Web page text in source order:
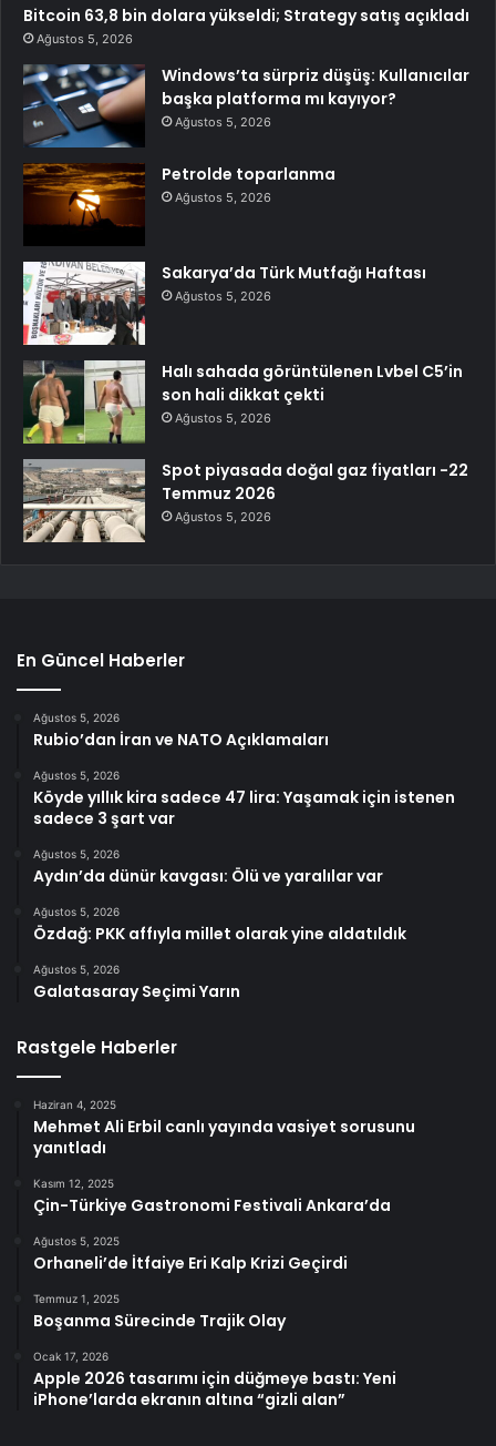
Bitcoin 63,8 bin dolara yükseldi; Strategy satış açıkladı
Ağustos 5, 2026
Windows’ta sürpriz düşüş: Kullanıcılar
başka platforma mı kayıyor?
Ağustos 5, 2026
Petrolde toparlanma
Ağustos 5, 2026
Sakarya’da Türk Mutfağı Haftası
Ağustos 5, 2026
Halı sahada görüntülenen Lvbel C5’in
son hali dikkat çekti
Ağustos 5, 2026
Spot piyasada doğal gaz fiyatları -22
Temmuz 2026
Ağustos 5, 2026
En Güncel Haberler
Ağustos 5, 2026
Rubio’dan İran ve NATO Açıklamaları
Ağustos 5, 2026
Köyde yıllık kira sadece 47 lira: Yaşamak için istenen
sadece 3 şart var
Ağustos 5, 2026
Aydın’da dünür kavgası: Ölü ve yaralılar var
Ağustos 5, 2026
Özdağ: PKK affıyla millet olarak yine aldatıldık
Ağustos 5, 2026
Galatasaray Seçimi Yarın
Rastgele Haberler
Haziran 4, 2025
Mehmet Ali Erbil canlı yayında vasiyet sorusunu
yanıtladı
Kasım 12, 2025
Çin-Türkiye Gastronomi Festivali Ankara’da
Ağustos 5, 2025
Orhaneli’de İtfaiye Eri Kalp Krizi Geçirdi
Temmuz 1, 2025
Boşanma Sürecinde Trajik Olay
Ocak 17, 2026
Apple 2026 tasarımı için düğmeye bastı: Yeni
iPhone’larda ekranın altına “gizli alan”